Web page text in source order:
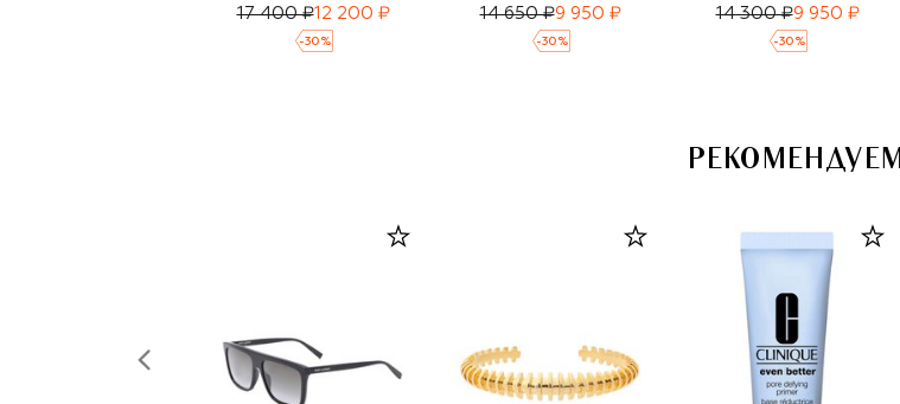
17 400 ₽12 200 ₽
-30 %
14 650 ₽9 950 ₽
-30 %
14 300 ₽9 950 ₽
-30 %
РЕКОМЕНДУЕМ